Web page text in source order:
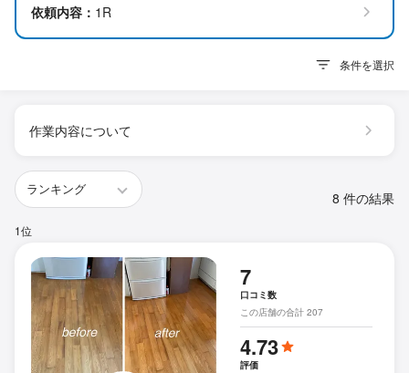
依頼内容： 1R
条件を選択
作業内容について
8 件の結果
1位
7
口コミ数
この店舗の合計 207
4.73
評価